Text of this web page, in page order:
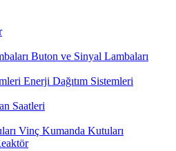
Buton ve Sinyal Lambaları
Enerji Dağıtım Sistemleri
Saatleri
Vinç Kumanda Kutuları